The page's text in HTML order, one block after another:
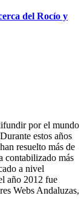
del Rocío y
por el mundo
estos años
resuelto más de
contabilizado más
a nivel
año 2012 fue
Webs Andaluzas,